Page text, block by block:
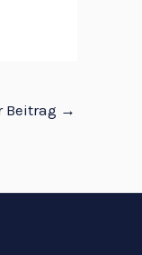
Beitrag →